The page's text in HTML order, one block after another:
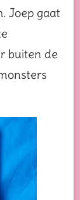
Joep gaat
buiten de